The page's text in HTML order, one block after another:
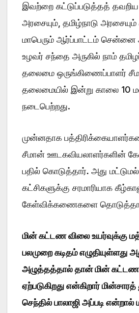
இவற்றை கட்டுப்படுத்தத்
அரசையும், தமிழ்நாடு அரசையும்
மாபெரும் ஆர்ப்பாட்டம் சென்னை
உழவர் சந்தை அருகில் நாம்
தலைமை ஒருங்கிணைப்பாளர்
தலைமையில் இன்று காலை 10
நடைபெற்றது.
முன்னதாக
சீமான் ஊடகவியலாளர்களின்
பதில் கொடுத்தார். அது
கட்சிகளுக்கு சரமாரியாக
கேள்விக்கணைகளை
மின் கட்டண விலை உயர்வுக்கு
பலமுறை கடிதம் எழுதியுள்ளது
அழுத்தத்தால் தான் மின் கட்டண
ஏற்படுகிறது என்கிறார்
செந்தில் பாலாஜி அப்படி என்றால்